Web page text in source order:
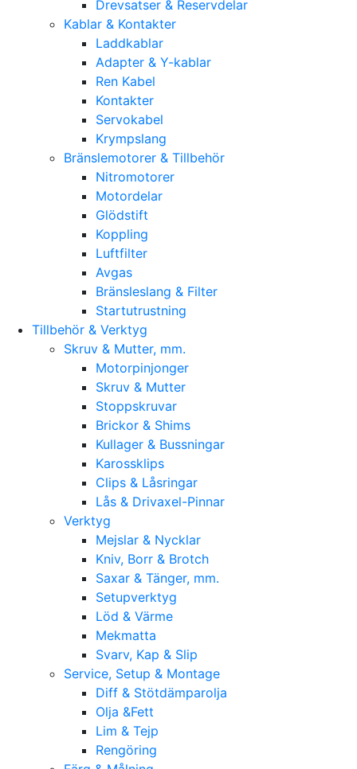
Drevsatser & Reservdelar
Kablar & Kontakter
Laddkablar
Adapter & Y-kablar
Ren Kabel
Kontakter
Servokabel
Krympslang
Bränslemotorer & Tillbehör
Nitromotorer
Motordelar
Glödstift
Koppling
Luftfilter
Avgas
Bränsleslang & Filter
Startutrustning
Tillbehör & Verktyg
Skruv & Mutter, mm.
Motorpinjonger
Skruv & Mutter
Stoppskruvar
Brickor & Shims
Kullager & Bussningar
Karossklips
Clips & Låsringar
Lås & Drivaxel-Pinnar
Verktyg
Mejslar & Nycklar
Kniv, Borr & Brotch
Saxar & Tänger, mm.
Setupverktyg
Löd & Värme
Mekmatta
Svarv, Kap & Slip
Service, Setup & Montage
Diff & Stötdämparolja
Olja &Fett
Lim & Tejp
Rengöring